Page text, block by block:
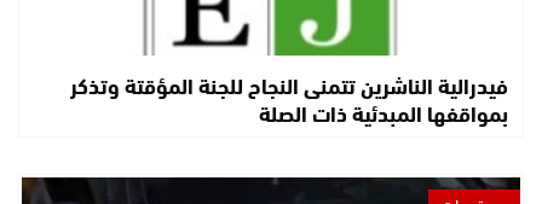
فيدرالية الناشرين تتمنى النجاح للجنة المؤقتة وتذكر
بمواقفها المبدئية ذات الصلة